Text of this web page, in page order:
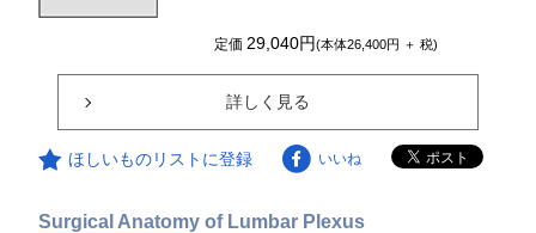
定価 29,040円(本体26,400円 ＋ 税)
詳しく見る
ほしいものリストに登録 いいね
Surgical Anatomy of Lumbar Plexus